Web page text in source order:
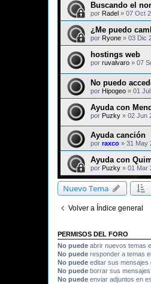
Buscando el
por Radel » 07 Oct
¿Me puedo
por Ryone » 03 Dic
hostings web
por ruvalvaro » 07
No puedo
por Hipogeo » 01
Ayuda con
por Puzky » 02 Jun
Ayuda canción
por raxco » 31 May
Ayuda con
por Puzky » 01 Mar
Nuevo Tema
Volver a Índice general
PERMISOS DEL FORO
No puede abrir nuevos temas
No puede responder a temas
No puede editar sus mensajes
No puede borrar sus
No puede enviar adjuntos en